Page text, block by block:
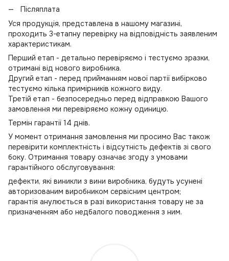
Післяплата
Уся продукція, представлена в нашому магазині,
проходить 3-етапну перевірку на відповідність заявленим
характеристикам.
Перший етап - детально перевіряємо і тестуємо зразки,
отримані від нового виробника.
Другий етап - перед прийманням нової партії вибірково
тестуємо кілька примірників кожного виду.
Третій етап - безпосередньо перед відправкою Вашого
замовлення ми перевіряємо кожну одиницю.
Термін гарантії 14 днів.
У момент отримання замовлення ми просимо Вас також
перевірити комплектність і відсутність дефектів зі свого
боку. Отримання товару означає згоду з умовами
гарантійного обслуговування:
дефекти, які виникли з вини виробника, будуть усунені
авторизованим виробником сервісним центром;
гарантія анулюється в разі використання товару не за
призначенням або недбалого поводження з ним.